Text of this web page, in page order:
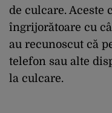
de culcare. Aceste
îngrijorătoare cu
au recunoscut că
telefon sau alte
la culcare.